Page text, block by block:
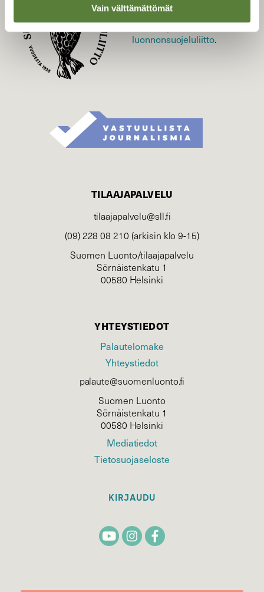
Vain välttämättömät
Suomen Luonto -lehden
kustantaja onSuomen
luonnonsuojelu­liitto.
TILAAJAPALVELU
tilaajapalvelu@sll.fi
(09) 228 08 210 (arkisin klo 9-15)
Suomen Luonto/tilaajapalvelu
Sörnäistenkatu 1
00580 Helsinki
YHTEYSTIEDOT
Palautelomake
Yhteystiedot
palaute@suomenluonto.fi
Suomen Luonto
Sörnäistenkatu 1
00580 Helsinki
Mediatiedot
Tietosuojaseloste
KIRJAUDU